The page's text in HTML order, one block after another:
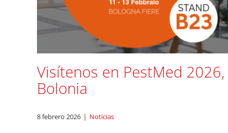
Visítenos en PestMed 2026,
Bolonia
8 febrero 2026 | Noticias